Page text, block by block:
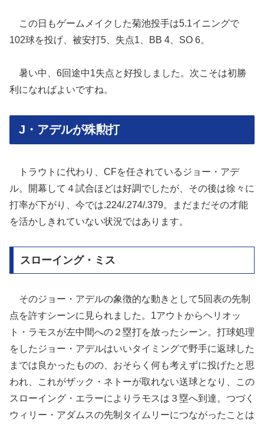
この日もゲームメイクした菊池投手は5.1イニングで
102球を投げ、被安打5、失点1、BB 4、SO 6。
暑い中、6回途中1失点と好投しました。次こそは初勝
利になればよいですね。
J・アデルが殊勲打
トラウトに代わり、CFを任されているジョー・アデ
ル。開幕して４試合ほどは好調でしたが、その後は徐々に
打率が下がり、今では.224/.274/.379。まだまだその才能
を活かしきれていない状況ではあります。
スローイング・ミス
そのジョー・アデルの象徴的な動きとして5回表の先制
点を許すシーンに見られました。1アウトからヘリオッ
ト・ラモスが左中間への２塁打を放ったシーン。打球処理
をしたジョー・アデルはいいタイミングで野手に返球した
までは良かったものの、おそらく何も考えずに投げたと思
われ、これがザック・ネトーが取れない送球となり、この
スローイング・エラーによりラモスは３塁へ到達。つづく
ウィリー・アダムスの先制タイムリーにつながったことは